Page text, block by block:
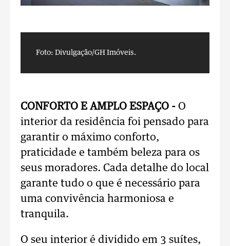
Foto: Divulgação/GH Imóveis.
CONFORTO E AMPLO ESPAÇO - O
interior da residência foi pensado para
garantir o máximo conforto,
praticidade e também beleza para os
seus moradores. Cada detalhe do local
garante tudo o que é necessário para
uma convivência harmoniosa e
tranquila.
O seu interior é dividido em 3 suítes,